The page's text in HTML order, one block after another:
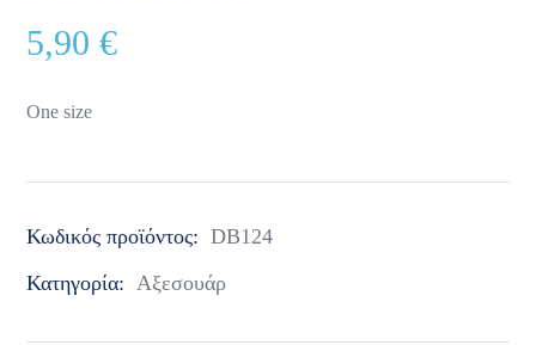
5,90€
One size
Κωδικός προϊόντος: DB124
Κατηγορία: Αξεσουάρ